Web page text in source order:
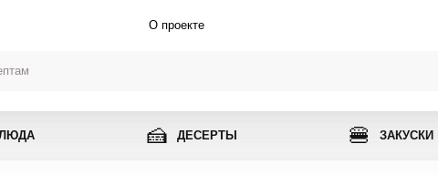
О проекте
🍰 ДЕСЕРТЫ 🍔 ЗАКУСКИ